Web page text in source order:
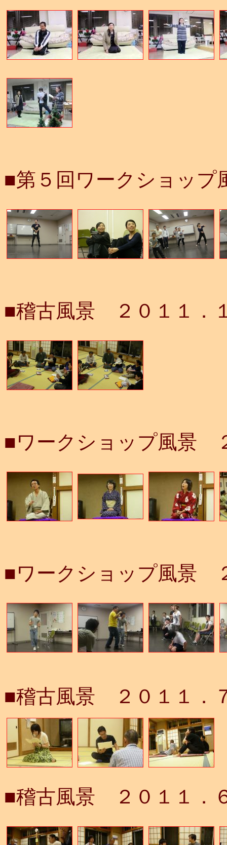
■第５回ワークショッ
■稽古風景 ２０１１．
■ワークショップ風景
■ワークショップ風景
■稽古風景 ２０１１．
■稽古風景 ２０１１．